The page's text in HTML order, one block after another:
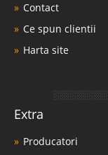
Contact
Ce spun clientii
Harta site
Extra
Producatori